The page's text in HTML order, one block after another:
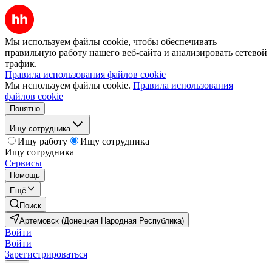
Мы используем файлы cookie, чтобы обеспечивать
правильную работу нашего веб-сайта и анализировать сетевой
трафик.
Правила использования файлов cookie
Мы используем файлы cookie. Правила использования
файлов cookie
Понятно
Ищу сотрудника
Ищу работу
Ищу сотрудника
Ищу сотрудника
Сервисы
Помощь
Ещё
Поиск
Артемовск (Донецкая Народная Республика)
Войти
Войти
Зарегистрироваться